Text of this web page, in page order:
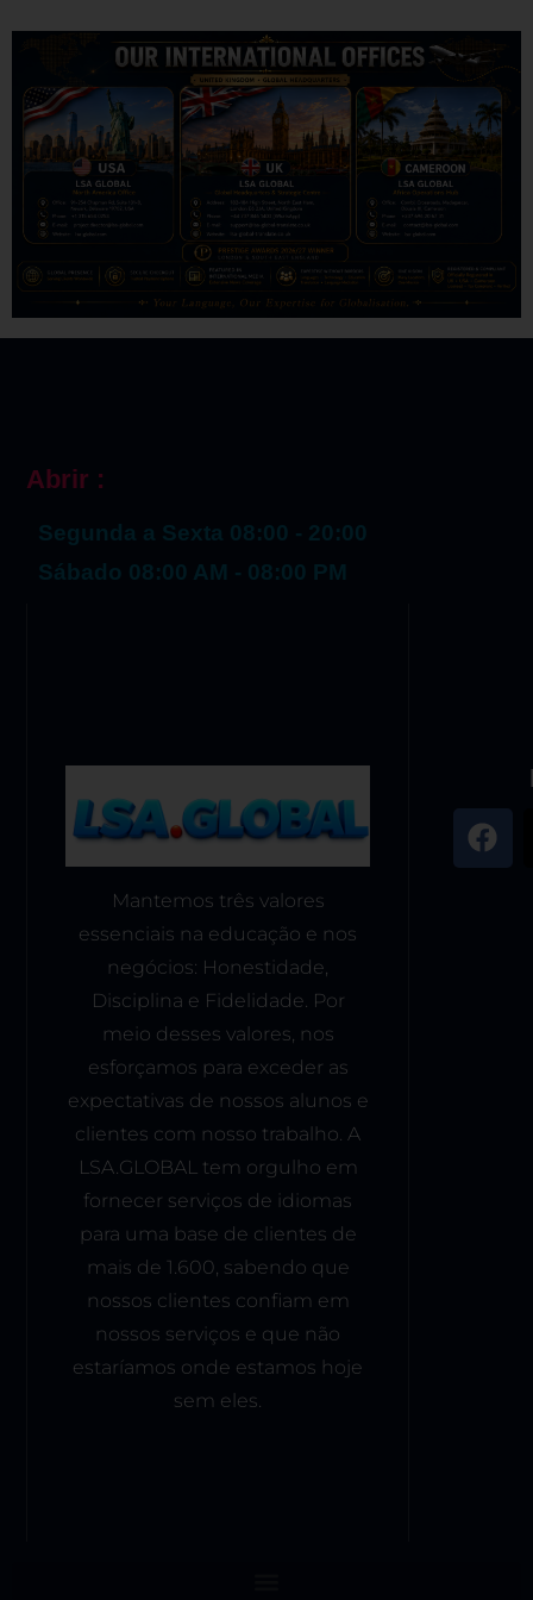
Abrir :
Segunda a Sexta 08:00 - 20:00
Sábado 08:00 AM - 08:00 PM
Mantemos três valores
essenciais na educação e nos
negócios: Honestidade,
Disciplina e Fidelidade. Por
meio desses valores, nos
esforçamos para exceder as
expectativas de nossos alunos e
clientes com nosso trabalho. A
LSA.GLOBAL tem orgulho em
fornecer serviços de idiomas
para uma base de clientes de
mais de 1.600, sabendo que
nossos clientes confiam em
nossos serviços e que não
estaríamos onde estamos hoje
sem eles.